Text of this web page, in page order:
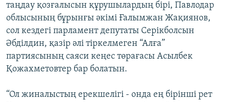
таңдау қозғалысын құрушылардың бірі, Павлодар
облысының бұрынғы әкімі Ғалымжан Жақиянов,
сол кездегі парламент депутаты Серікболсын
Әбділдин, қазір әлі тіркелмеген “Алға”
партиясының саяси кеңес төрағасы Асылбек
Қожахметовтер бар болатын.
“Ол жиналыстың ерекшелігі - онда ең бірінші рет